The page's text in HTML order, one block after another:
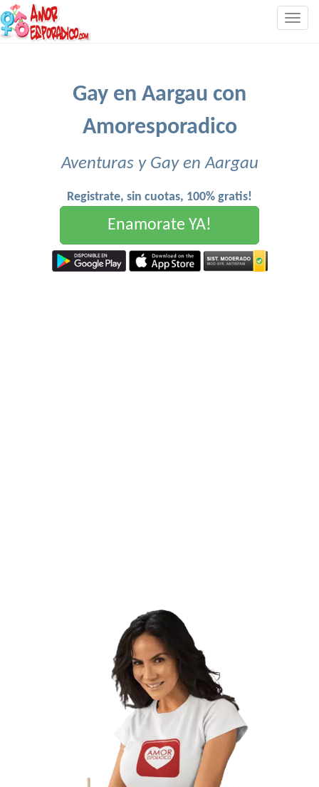
Gay en Aargau con
Amoresporadico
Aventuras y Gay en Aargau
Registrate, sin cuotas, 100% gratis!
Enamorate YA!